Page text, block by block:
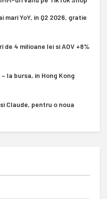
mari YoY, in Q2 2026, gratie
4 milioane lei si AOV +8%
la bursa, in Hong Kong
Claude, pentru o noua